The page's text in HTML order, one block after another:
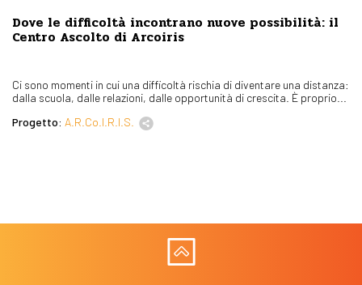
Dove le difficoltà incontrano nuove possibilità: il
Centro Ascolto di Arcoiris
Ci sono momenti in cui una difficoltà rischia di diventare una distanza:
dalla scuola, dalle relazioni, dalle opportunità di crescita. È proprio...
Progetto: A.R.Co.I.R.I.S.